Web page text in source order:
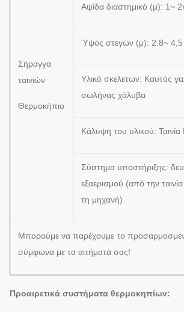
Σήραγγα
ταινιών
Θερμοκήπιο
Αψίδα διαστημικό (μ): 1~
Ύψος στεγών (μ): 2.8~ 4,5
Υλικό σκελετών: Καυτός
σωλήνας χάλυβα
Κάλυψη του υλικού: Ταινία
Σύστημα υποστήριξης:
εξαερισμού (από την
τη μηχανή)
Μπορούμε να παρέχουμε το
σύμφωνα με τα αιτήματά σας!
Προαιρετικά συστήματα θερμοκηπίων: